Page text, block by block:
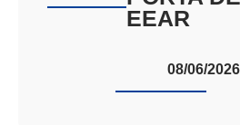
EEAR
08/06/2026